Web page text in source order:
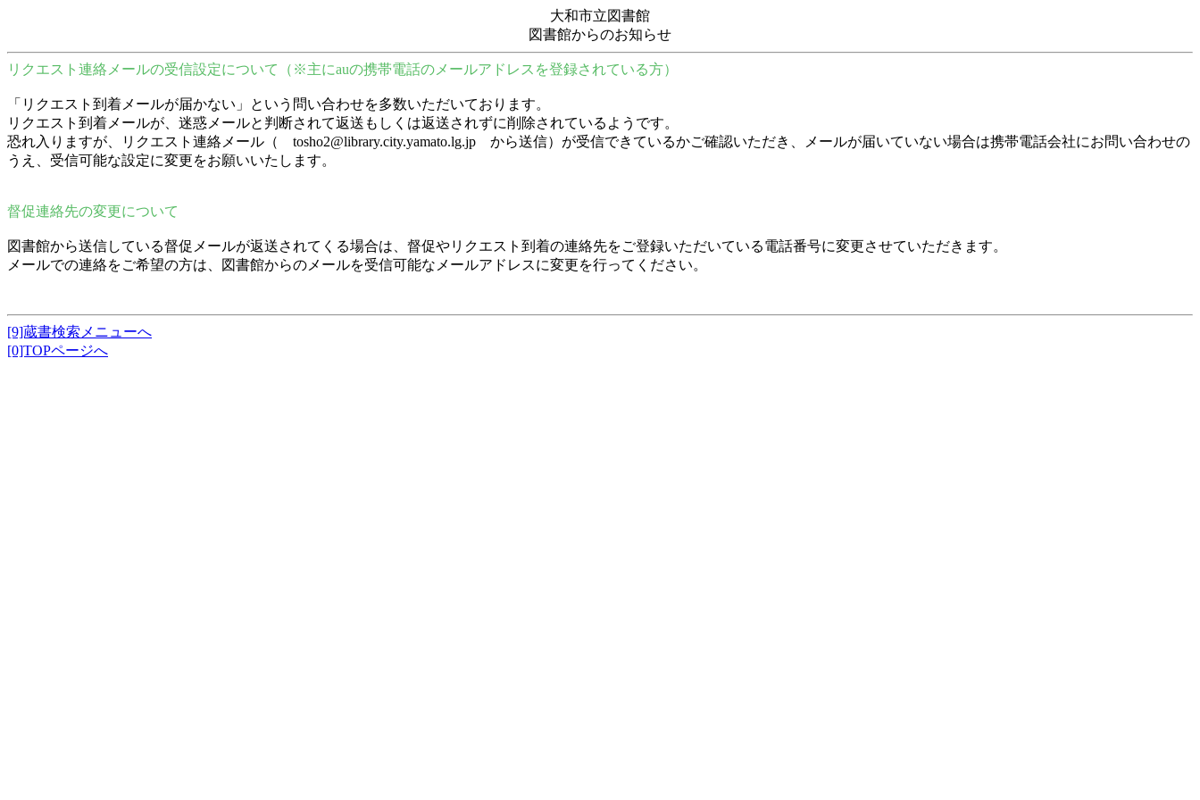
大和市立図書館
図書館からのお知らせ
リクエスト連絡メールの受信設定について（※主にauの携帯電話のメールアドレスを登録されている方）
「リクエスト到着メールが届かない」という問い合わせを多数いただいております。
リクエスト到着メールが、迷惑メールと判断されて返送もしくは返送されずに削除されているようです。
恐れ入りますが、リクエスト連絡メール（ tosho2@library.city.yamato.lg.jp から送信）が受信できているかご確認いただき、メールが届いていない場合は携帯電話会社にお問い合わせの
うえ、受信可能な設定に変更をお願いいたします。
督促連絡先の変更について
図書館から送信している督促メールが返送されてくる場合は、督促やリクエスト到着の連絡先をご登録いただいている電話番号に変更させていただきます。
メールでの連絡をご希望の方は、図書館からのメールを受信可能なメールアドレスに変更を行ってください。
[9]蔵書検索メニューへ
[0]TOPページへ